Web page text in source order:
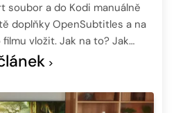
soubor a do Kodi manuálně
doplňky OpenSubtitles a na
vložit. Jak na to? Jak…